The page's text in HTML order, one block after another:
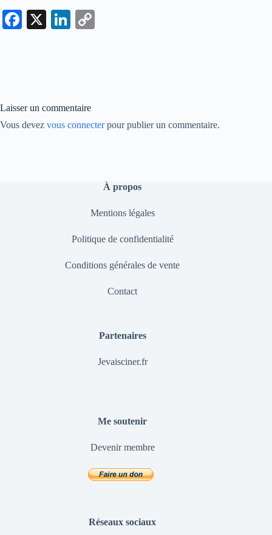
Fa
X
Li
Laisser un commentaire
Vous devez vous connecterpour publier un commentaire.
À propos
Mentions légales
Politique de confidentialité
Conditions générales de vente
Contact
Partenaires
Jevaisciner.fr
Me soutenir
Devenir membre
Réseaux sociaux